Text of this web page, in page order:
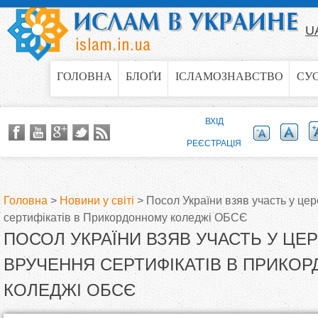
Jump to navigation
ГОЛОВНА БЛОҐИ ІСЛАМОЗНАВСТВО
В
и
є
Головна > Новини у світі > Посол України взяв участь у
сертифікатів в Прикордонному коледжі ОБСЄ
ПОСОЛ УКРАЇНИ ВЗЯВ УЧАСТЬ У
ВРУЧЕННЯ СЕРТИФІКАТІВ В
КОЛЕДЖІ ОБСЄ
ВХІД
РЕЄСТРАЦІЯ